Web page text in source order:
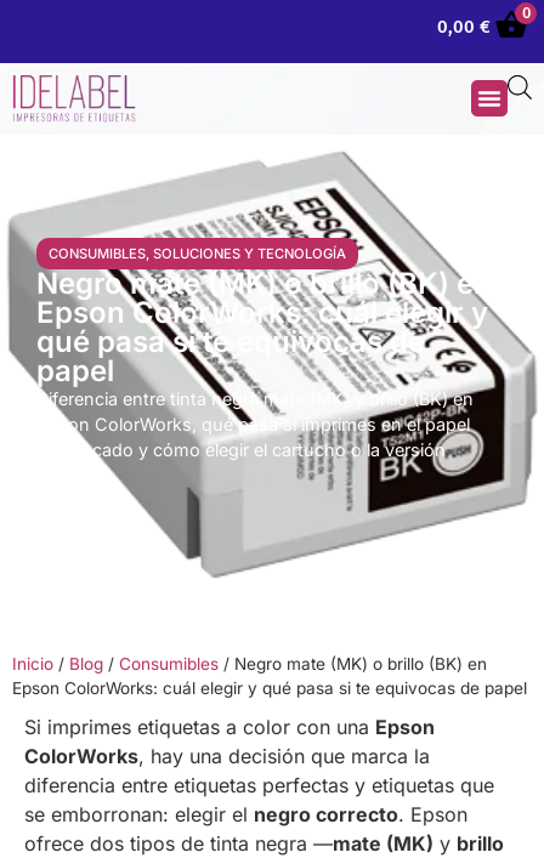
0,00 €
0
CONSUMIBLES, SOLUCIONES Y TECNOLOGÍA
Negro mate (MK) o brillo (BK) en
Epson ColorWorks: cuál elegir y
qué pasa si te equivocas de
papel
Diferencia entre tinta negra mate (MK) y brillo (BK) en
Epson ColorWorks, qué pasa si imprimes en el papel
equivocado y cómo elegir el cartucho o la versión
correcta.
Inicio / Blog / Consumibles / Negro mate (MK) o brillo (BK) en
Epson ColorWorks: cuál elegir y qué pasa si te equivocas de papel
Si imprimes etiquetas a color con una Epson
ColorWorks, hay una decisión que marca la
diferencia entre etiquetas perfectas y etiquetas que
se emborronan: elegir el negro correcto. Epson
ofrece dos tipos de tinta negra —mate (MK) y brillo